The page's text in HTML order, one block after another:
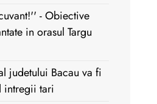
- Obiective
in orasul Targu
judetului Bacau va fi
intregii tari